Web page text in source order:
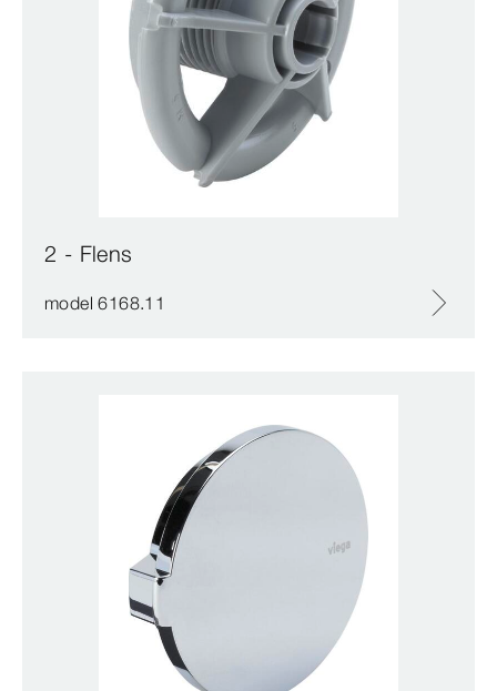
2 - Flens
model 6168.11